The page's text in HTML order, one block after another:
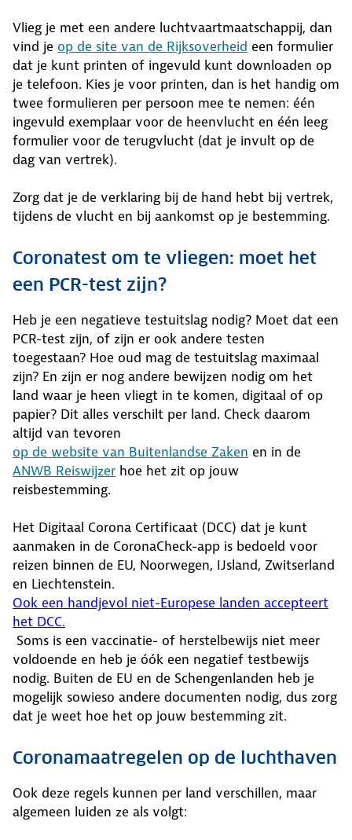
Vlieg je met een andere luchtvaartmaatschappij, dan
vind je op de site van de Rijksoverheid een formulier
dat je kunt printen of ingevuld kunt downloaden op
je telefoon. Kies je voor printen, dan is het handig om
twee formulieren per persoon mee te nemen: één
ingevuld exemplaar voor de heenvlucht en één leeg
formulier voor de terugvlucht (dat je invult op de
dag van vertrek).
Zorg dat je de verklaring bij de hand hebt bij vertrek,
tijdens de vlucht en bij aankomst op je bestemming.
Coronatest om te vliegen: moet het
een PCR-test zijn?
Heb je een negatieve testuitslag nodig? Moet dat een
PCR-test zijn, of zijn er ook andere testen
toegestaan? Hoe oud mag de testuitslag maximaal
zijn? En zijn er nog andere bewijzen nodig om het
land waar je heen vliegt in te komen, digitaal of op
papier? Dit alles verschilt per land. Check daarom
altijd van tevoren
op de website van Buitenlandse Zaken en in de
ANWB Reiswijzer hoe het zit op jouw
reisbestemming.
Het Digitaal Corona Certificaat (DCC) dat je kunt
aanmaken in de CoronaCheck-app is bedoeld voor
reizen binnen de EU, Noorwegen, IJsland, Zwitserland
en Liechtenstein.
Ook een handjevol niet-Europese landen accepteert
het DCC.
Soms is een vaccinatie- of herstelbewijs niet meer
voldoende en heb je óók een negatief testbewijs
nodig. Buiten de EU en de Schengenlanden heb je
mogelijk sowieso andere documenten nodig, dus zorg
dat je weet hoe het op jouw bestemming zit.
Coronamaatregelen op de luchthaven
Ook deze regels kunnen per land verschillen, maar
algemeen luiden ze als volgt: